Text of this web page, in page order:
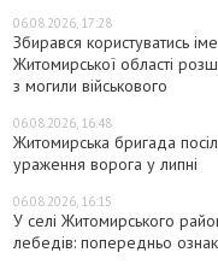
06.08.2026, 17:28
Збирався користуватись
Житомирської області
з могили військового
06.08.2026, 16:48
Житомирська бригада
ураження ворога у липні
06.08.2026, 16:15
У селі Житомирського
лебедів: попередньо